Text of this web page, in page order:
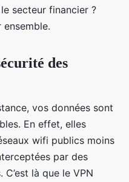
secteur financier ?
ensemble.
des
vos données sont
En effet, elles
wifi publics moins
par des
là que le VPN